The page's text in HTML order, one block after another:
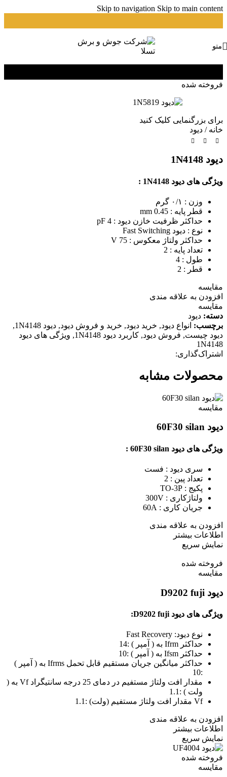
Skip to navigation Skip to main content
منو
فروخته شده
برای بزرگنمایی کلیک کنید
خانه/ دیود
دیود 1N4148
ویژگی های دیود 1N4148 :
وزن : ۰/۱ گرم
قطر پایه : 0.45 mm
حداکثر ظرفیت خازن دیود : 4 pF
نوع : دیود Fast Switching
حداکثر ولتاژ معکوس : 75 V
تعداد پایه : 2
طول : 4
قطر : 2
مقايسه
افزودن به علاقه مندی
مقایسه
دسته: دیود
برچسب: انواع دیود, خرید دیود, خرید و فروش دیود, دیود 1N4148
,
دیود چیست, فروش دیود, کاربرد دیود 1N4148 , ویژگی های دیود
1N4148
اشتراک‌گذاری:
محصولات مشابه
مقايسه
دیود 60F30 silan
ویژگی های دیود 60F30 silan :
سری دیود : فست
تعداد پین : 2
پکیج : TO-3P
ولتاژکاری : 300V
جریان کاری : 60A
افزودن به علاقه مندی
اطلاعات بیشتر
نمایش سریع
فروخته شده
مقايسه
دیود D9202 fuji
ویژگی های دیود D9202 fuji:
نوع دیود: Fast Recovery
حداکثر Ifrm به ( آمپر ) :
14
حداکثر Ifsm به ( آمپر ) :
10
حداکثر میانگین جریان مستقیم قابل تحمل Ifrms به ( آمپر )
:
10
مقدار افت ولتاژ مستفیم در دمای 25 درجه سانتیگراد Vf به (
ولت ) : 1.1
Vf مقدار افت ولتاژ مستفیم (ولت) :
1.1
افزودن به علاقه مندی
اطلاعات بیشتر
نمایش سریع
فروخته شده
مقايسه